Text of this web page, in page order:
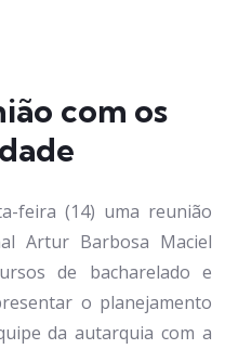
com os
feira (14) uma reunião
Artur Barbosa Maciel
de bacharelado e
o planejamento
da autarquia com a